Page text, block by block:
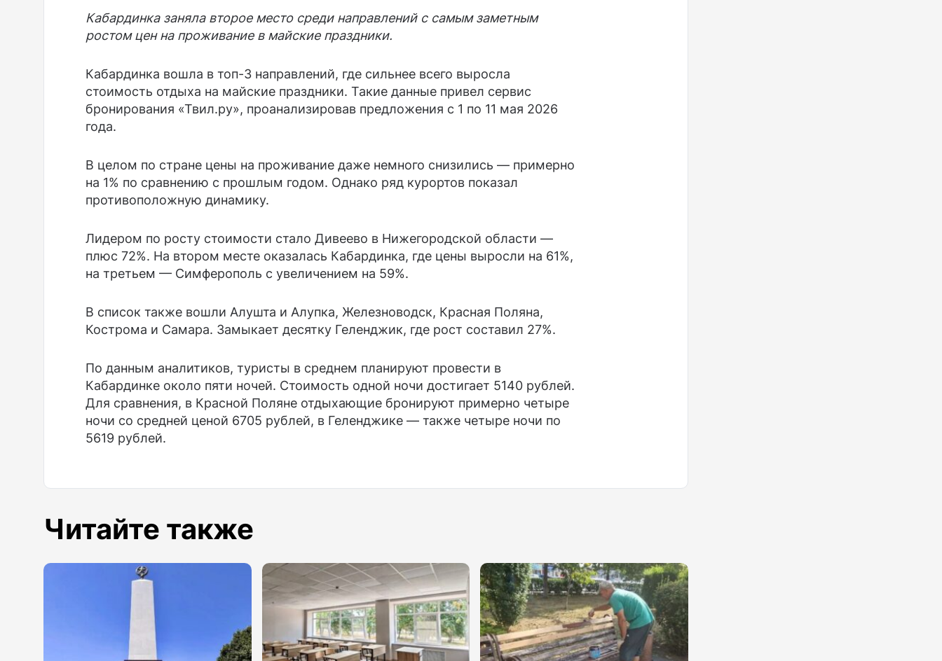
Кабардинка заняла второе место среди направлений с самым заметным
ростом цен на проживание в майские праздники.
Кабардинка вошла в топ-3 направлений, где сильнее всего выросла
стоимость отдыха на майские праздники. Такие данные привел сервис
бронирования «Твил.ру», проанализировав предложения с 1 по 11 мая 2026
года.
В целом по стране цены на проживание даже немного снизились — примерно
на 1% по сравнению с прошлым годом. Однако ряд курортов показал
противоположную динамику.
Лидером по росту стоимости стало Дивеево в Нижегородской области —
плюс 72%. На втором месте оказалась Кабардинка, где цены выросли на 61%,
на третьем — Симферополь с увеличением на 59%.
В список также вошли Алушта и Алупка, Железноводск, Красная Поляна,
Кострома и Самара. Замыкает десятку Геленджик, где рост составил 27%.
По данным аналитиков, туристы в среднем планируют провести в
Кабардинке около пяти ночей. Стоимость одной ночи достигает 5140 рублей.
Для сравнения, в Красной Поляне отдыхающие бронируют примерно четыре
ночи со средней ценой 6705 рублей, в Геленджике — также четыре ночи по
5619 рублей.
Читайте также